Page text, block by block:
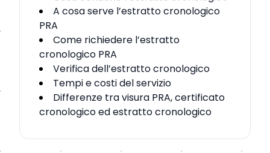
A cosa serve l’estratto cronologico
PRA
Come richiedere l’estratto
cronologico PRA
Verifica dell’estratto cronologico
Tempi e costi del servizio
Differenze tra visura PRA, certificato
cronologico ed estratto cronologico